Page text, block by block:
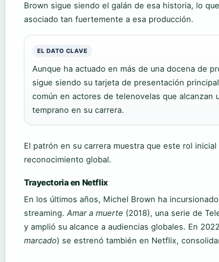
Brown sigue siendo el galán de esa historia, lo
asociado tan fuertemente a esa producción.
EL DATO CLAVE
Aunque ha actuado en más de una docena de
sigue siendo su tarjeta de presentación
común en actores de telenovelas que alcanzan
temprano en su carrera.
El patrón en su carrera muestra que este rol
reconocimiento global.
Trayectoria en Netflix
En los últimos años, Michel Brown ha
streaming. Amar a muerte (2018), una serie de
y amplió su alcance a audiencias globales. En
marcado) se estrenó también en Netflix,